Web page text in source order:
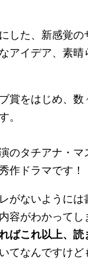
した、新感覚の
アイデア、素
賞をはじめ、
。
のタチアナ・マ
作ドラマです！
がないようには
容がわかってし
ばこれ以上、読
てなんですけど